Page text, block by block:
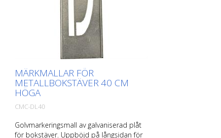
MÄRKMALLAR FÖR
METALLBOKSTÄVER 40 CM
HÖGA
CMC-DL40
Golvmarkeringsmall av galvaniserad plåt
för bokstäver. Uppböjd på långsidan för